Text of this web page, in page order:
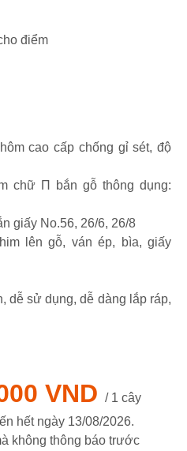
điểm
giấy No.56, 26/6, 26/8
VND / 1 cây
hết ngày 13/08/2026.
không thông báo trước